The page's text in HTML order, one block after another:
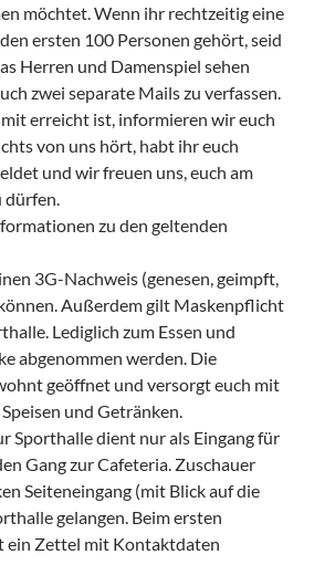
möchtet. Wenn ihr rechtzeitig eine
ersten 100 Personen gehört, seid
Herren und Damenspiel sehen
zwei separate Mails zu verfassen.
erreicht ist, informieren wir euch
von uns hört, habt ihr euch
und wir freuen uns, euch am
zu den geltenden
3G-Nachweis (genesen, geimpft,
Außerdem gilt Maskenpflicht
Lediglich zum Essen und
abgenommen werden. Die
geöffnet und versorgt euch mit
und Getränken.
Sporthalle dient nur als Eingang für
Gang zur Cafeteria. Zuschauer
Seiteneingang (mit Blick auf die
gelangen. Beim ersten
ein Zettel mit Kontaktdaten